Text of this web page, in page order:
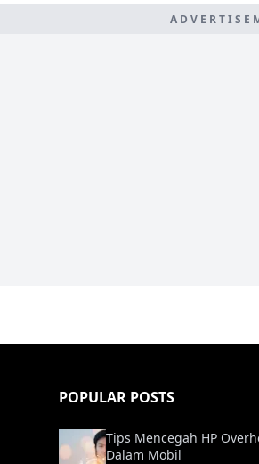
POPULAR POSTS
Tips Mencegah HP
Dalam Mobil